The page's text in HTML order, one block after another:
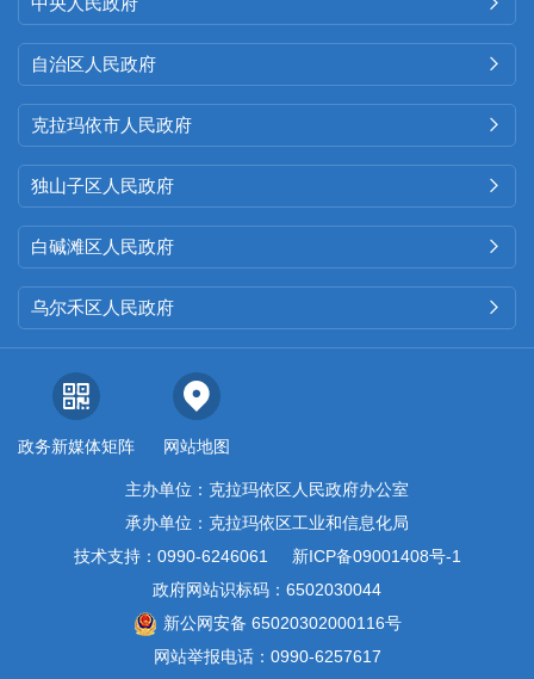
自治区人民政府 
克拉玛依市人民政府 
独山子区人民政府 
白碱滩区人民政府 
乌尔禾区人民政府 
政务新媒体矩阵 网站地图
主办单位：克拉玛依区人民政府办公室
承办单位：克拉玛依区工业和信息化局
技术支持：0990-6246061
新ICP备09001408号-1
政府网站识标码：6502030044
新公网安备 65020302000116号
网站举报电话：0990-6257617